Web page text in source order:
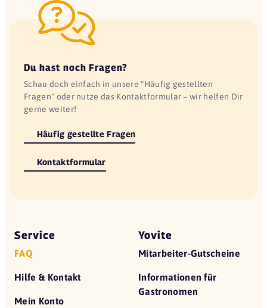
Du hast noch Fragen?
Schau doch einfach in unsere "Häufig gestellten
Fragen" oder nutze das Kontaktformular – wir helfen Dir
gerne weiter!
Häufig gestellte Fragen
Kontaktformular
Service
FAQ
Hilfe & Kontakt
Mein Konto
Yovite
Mitarbeiter-Gutscheine
Informationen für
Gastronomen